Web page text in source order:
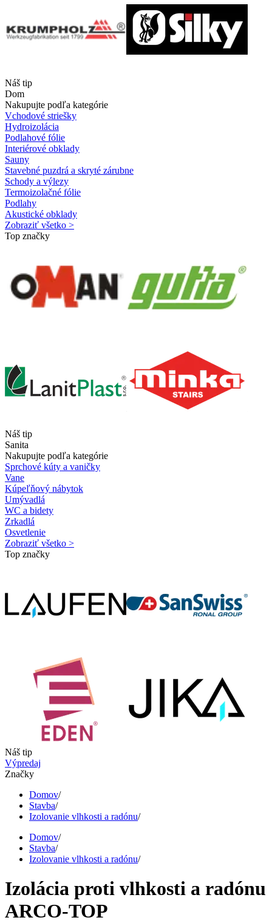
Náš tip
Dom
Nakupujte podľa kategórie
Vchodové striešky
Hydroizolácia
Podlahové fólie
Interiérové obklady
Sauny
Stavebné puzdrá a skryté zárubne
Schody a výlezy
Termoizolačné fólie
Podlahy
Akustické obklady
Zobraziť všetko >
Top značky
Náš tip
Sanita
Nakupujte podľa kategórie
Sprchové kúty a vaničky
Vane
Kúpeľňový nábytok
Umývadlá
WC a bidety
Zrkadlá
Osvetlenie
Zobraziť všetko >
Top značky
Náš tip
Výpredaj
Značky
Domov/
Stavba/
Izolovanie vlhkosti a radónu/
Domov/
Stavba/
Izolovanie vlhkosti a radónu/
Izolácia proti vlhkosti a radónu
ARCO-TOP